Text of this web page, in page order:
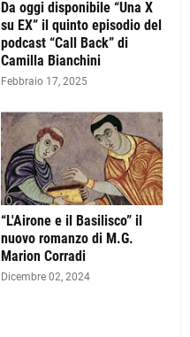
Da oggi disponibile “Una X
su EX” il quinto episodio del
podcast “Call Back” di
Camilla Bianchini
Febbraio 17, 2025
“L'Airone e il Basilisco” il
nuovo romanzo di M.G.
Marion Corradi
Dicembre 02, 2024